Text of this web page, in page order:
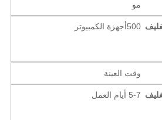
500أجهزة الكمبيوتر
وقت العينة
5-7 أيام العمل